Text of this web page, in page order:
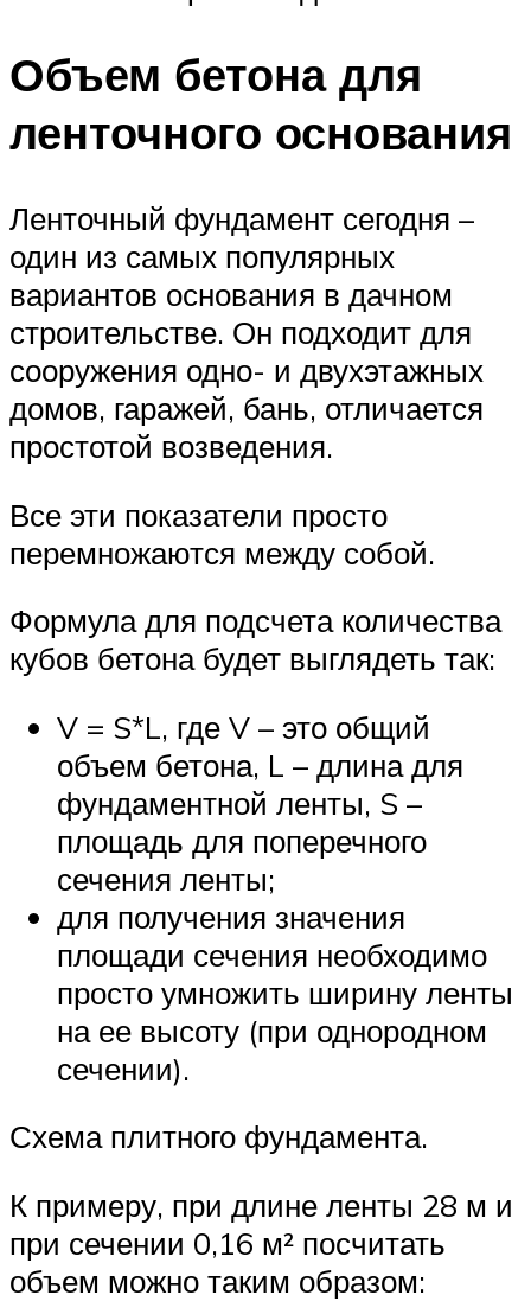
Объем бетона для
ленточного основания
Ленточный фундамент сегодня –
один из самых популярных
вариантов основания в дачном
строительстве. Он подходит для
сооружения одно- и двухэтажных
домов, гаражей, бань, отличается
простотой возведения.
Все эти показатели просто
перемножаются между собой.
Формула для подсчета количества
кубов бетона будет выглядеть так:
V = S*L, где V – это общий
объем бетона, L – длина для
фундаментной ленты, S –
площадь для поперечного
сечения ленты;
для получения значения
площади сечения необходимо
просто умножить ширину ленты
на ее высоту (при однородном
сечении).
Схема плитного фундамента.
К примеру, при длине ленты 28 м и
при сечении 0,16 м² посчитать
объем можно таким образом: